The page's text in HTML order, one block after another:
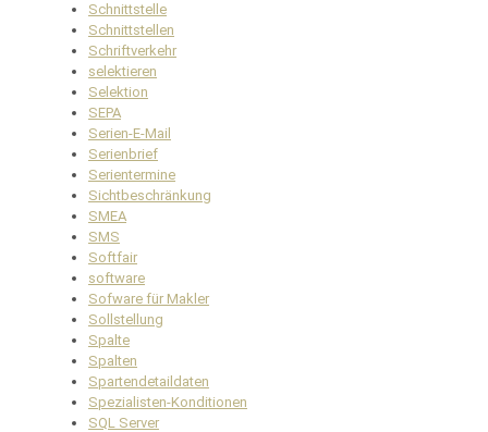
Schnittstelle
Schnittstellen
Schriftverkehr
selektieren
Selektion
SEPA
Serien-E-Mail
Serienbrief
Serientermine
Sichtbeschränkung
SMEA
SMS
Softfair
software
Sofware für Makler
Sollstellung
Spalte
Spalten
Spartendetaildaten
Spezialisten-Konditionen
SQL Server